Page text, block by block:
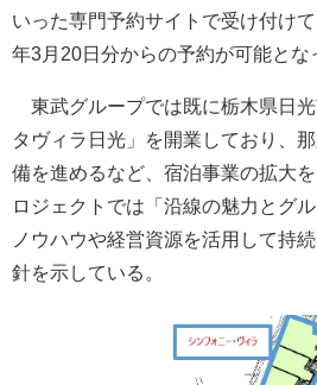
いった専門予約サイトで受け付け
年3月20日分からの予約が可能とな
東武グループでは既に栃木県日
タヴィラ日光」を開業しており、
備を進めるなど、宿泊事業の拡大
ロジェクトでは「沿線の魅力とグ
ノウハウや経営資源を活用して持
針を示している。